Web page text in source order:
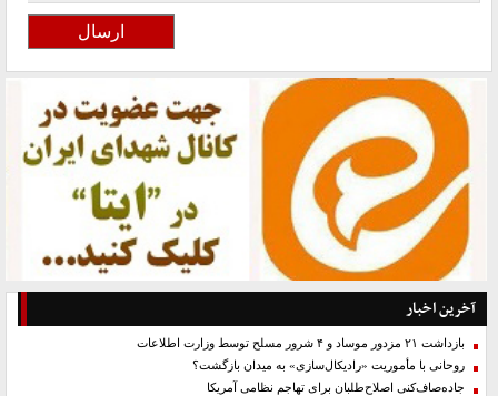
آخرین اخبار
بازداشت ۲۱ مزدور موساد و ۴ شرور مسلح توسط وزارت اطلاعات
روحانی با مأموریت «رادیکال‌سازی» به میدان بازگشت؟
جاده‌صاف‌کنی اصلاح‌طلبان برای تهاجم نظامی آمریکا